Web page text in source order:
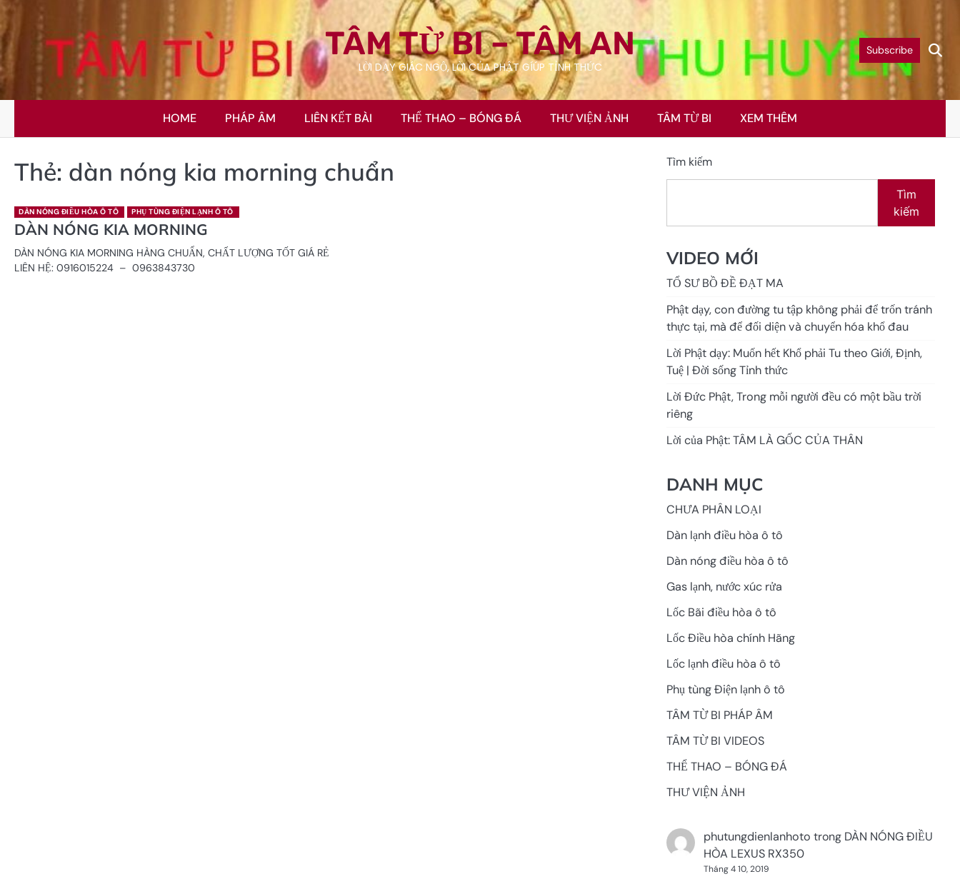
Skip
to
content
TÂM TỪ BI – TÂM AN
LỜI DẠY GIÁC NGỘ, LỜI CỦA PHẬT GÍÚP TỈNH THỨC
Subscribe
HOME PHÁP ÂM LIÊN KẾT BÀI THỂ THAO – BÓNG ĐÁ THƯ VIỆN ẢNH TÂM TỪ BI XEM THÊM
Thẻ: dàn nóng kia morning chuẩn
DÀN NÓNG ĐIỀU HÒA Ô TÔ PHỤ TÙNG ĐIỆN LẠNH Ô TÔ
DÀN NÓNG KIA MORNING
DÀN NÓNG KIA MORNING HÀNG CHUẨN, CHẤT LƯỢNG TỐT GIÁ RẺ
LIÊN HỆ: 0916015224 – 0963843730
Tìm kiếm
Tìm
kiếm
VIDEO MỚI
TỔ SƯ BỒ ĐỀ ĐẠT MA
Phật dạy, con đường tu tập không phải để trốn tránh
thực tại, mà để đối diện và chuyển hóa khổ đau
Lời Phật dạy: Muốn hết Khổ phải Tu theo Giới, Định,
Tuệ | Đời sống Tỉnh thức
Lời Đức Phật, Trong mỗi người đều có một bầu trời
riêng
Lời của Phật: TÂM LÀ GỐC CỦA THÂN
DANH MỤC
CHƯA PHÂN LOẠI
Dàn lạnh điều hòa ô tô
Dàn nóng điều hòa ô tô
Gas lạnh, nước xúc rửa
Lốc Bãi điều hòa ô tô
Lốc Điều hòa chính Hãng
Lốc lạnh điều hòa ô tô
Phụ tùng Điện lạnh ô tô
TÂM TỪ BI PHÁP ÂM
TÂM TỪ BI VIDEOS
THỂ THAO – BÓNG ĐÁ
THƯ VIỆN ẢNH
phutungdienlanhoto trong DÀN NÓNG ĐIỀU
HÒA LEXUS RX350
Tháng 4 10, 2019